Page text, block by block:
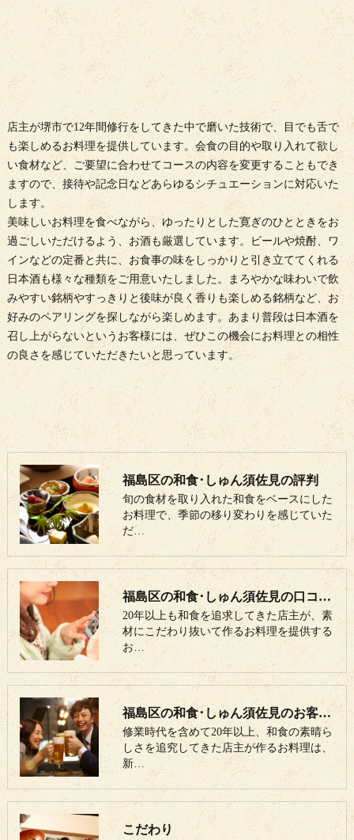
店主が堺市で12年間修行をしてきた中で磨いた技術で、目でも舌で
も楽しめるお料理を提供しています。会食の目的や取り入れて欲し
い食材など、ご要望に合わせてコースの内容を変更することもでき
ますので、接待や記念日などあらゆるシチュエーションに対応いた
します。
美味しいお料理を食べながら、ゆったりとした寛ぎのひとときをお
過ごしいただけるよう、お酒も厳選しています。ビールや焼酎、ワ
インなどの定番と共に、お食事の味をしっかりと引き立ててくれる
日本酒も様々な種類をご用意いたしました。まろやかな味わいで飲
みやすい銘柄やすっきりと後味が良く香りも楽しめる銘柄など、お
好みのペアリングを探しながら楽しめます。あまり普段は日本酒を
召し上がらないというお客様には、ぜひこの機会にお料理との相性
の良さを感じていただきたいと思っています。
福島区の和食･しゅん須佐見の評判
旬の食材を取り入れた和食をベースにした
お料理で、季節の移り変わりを感じていた
だ…
福島区の和食･しゅん須佐見の口コミ情報
20年以上も和食を追求してきた店主が、素
材にこだわり抜いて作るお料理を提供する
お…
福島区の和食･しゅん須佐見のお客様の声
修業時代を含めて20年以上、和食の素晴ら
しさを追究してきた店主が作るお料理は、
新…
こだわり